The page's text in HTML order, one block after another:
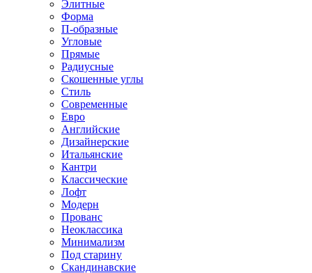
Элитные
Форма
П-образные
Угловые
Прямые
Радиусные
Скошенные углы
Стиль
Современные
Евро
Английские
Дизайнерские
Итальянские
Кантри
Классические
Лофт
Модерн
Прованс
Неоклассика
Минимализм
Под старину
Скандинавские